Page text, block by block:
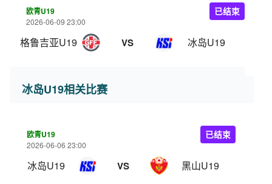
欧青U19
2026-06-09 23:00
格鲁吉亚U19 VS 冰岛U19
已结束
冰岛U19相关比赛
欧青U19
2026-06-06 23:00
冰岛U19 VS 黑山U19
已结束